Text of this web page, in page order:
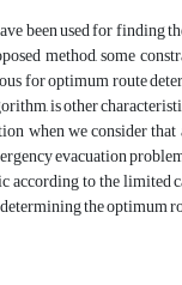
been used for
method, some
for optimum route
is other
when we consider
evacuation
to the limited
the optimum